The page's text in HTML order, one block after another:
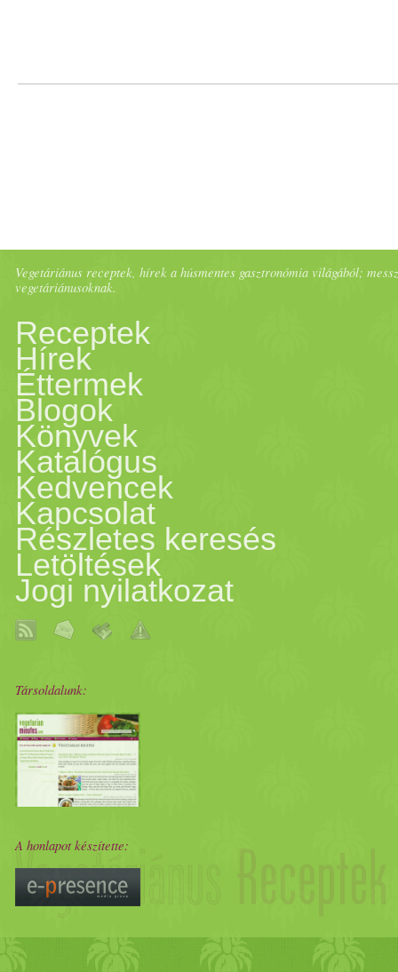
Vegetáriánus receptek, hírek a húsmentes gasztronómia világából;
vegetáriánusoknak.
Receptek
Hírek
Éttermek
Blogok
Könyvek
Katalógus
Kedvencek
Kapcsolat
Részletes keresés
Letöltések
Jogi nyilatkozat
Társoldalunk:
A honlapot készítette: